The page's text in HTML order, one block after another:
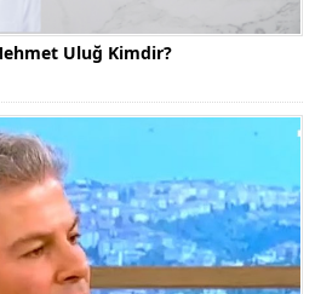
Uluğ Kimdir?